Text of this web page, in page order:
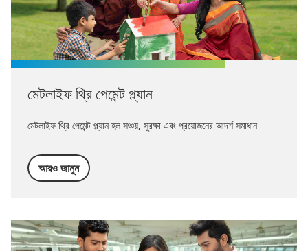
মেটলাইফ থ্রি পেমেন্ট প্ল্যান
মেটলাইফ থ্রি পেমেন্ট প্ল্যান হল সঞ্চয়, সুরক্ষা এবং প্রয়োজনের আদর্শ সমাধান
আরও জানুন